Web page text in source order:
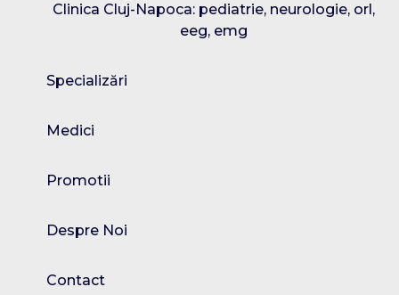
Clinica Cluj-Napoca: pediatrie, neurologie, orl,
eeg, emg
Specializări
Medici
Promotii
Despre Noi
Contact